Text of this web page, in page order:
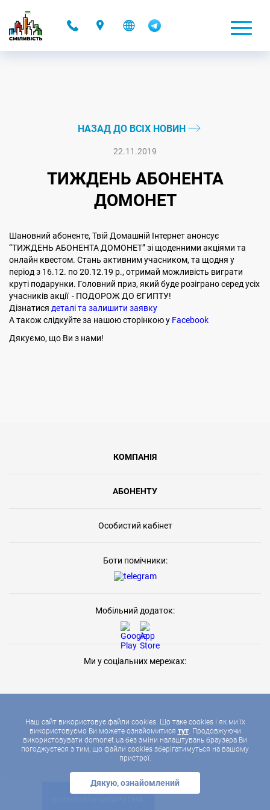
Наш сайт використовує файли cookies. Що таке cookies і як ми їх
використовуємо Ви можете ознайомитися тут. Продовжуючи
використовувати domonet.ua без зміни налаштувань браузера Ви
погоджуєтеся з тим, що файли cookies зберігатимуться на вашому
пристрої.
Дякую, ознайомлений
НАЗАД ДО ВСІХ НОВИН
22.11.2019
ТИЖДЕНЬ АБОНЕНТА
ДОМОНЕТ
Шановний абоненте, Твій Домашній Інтернет анонсує
“ТИЖДЕНЬ АБОНЕНТА ДОМОНЕТ” зі щоденними акціями та
онлайн квестом. Стань активним учасником, та щодня у
період з 16.12. по 20.12.19 р., отримай можливість виграти
круті подарунки. Головний приз, який буде розіграно серед усіх
учасників акції - ПОДОРОЖ ДО ЄГИПТУ!
Дізнатися деталі та залишити заявку
А також слідкуйте за нашою сторінкою у Facebook
Дякуємо, що Ви з нами!
КОМПАНІЯ
АБОНЕНТУ
Особистий кабінет
Боти помічники:
Мобільний додаток:
Ми у соціальних мережах:
2026 © ДОМОНЕТ, УСІ ПРАВА ЗАХИЩЕНІ